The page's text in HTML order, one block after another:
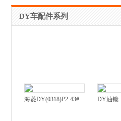
DY车配件系列
海菱DY(0318)P2-43# DY油镜